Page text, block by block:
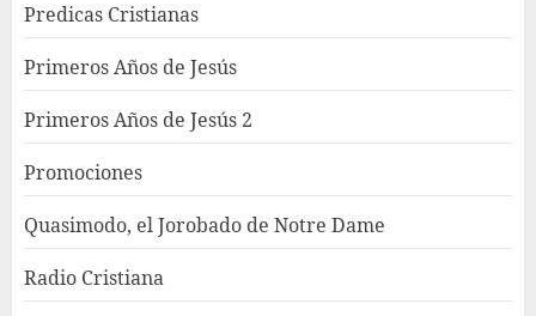
Predicas Cristianas
Primeros Años de Jesús
Primeros Años de Jesús 2
Promociones
Quasimodo, el Jorobado de Notre Dame
Radio Cristiana